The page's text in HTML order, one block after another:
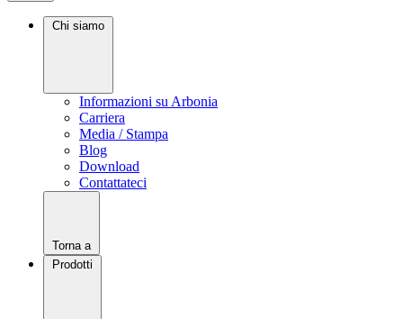
Chi siamo
Informazioni su Arbonia
Carriera
Media / Stampa
Blog
Download
Contattateci
Torna a
Prodotti